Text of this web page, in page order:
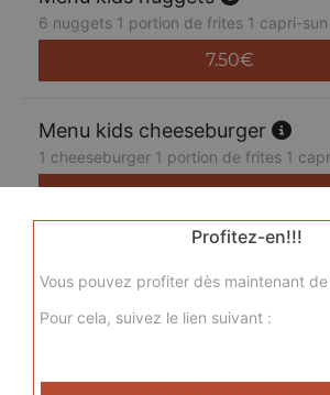
6 nuggets 1 portion de frites 1 capri-
7.50€
Menu kids cheeseburger
1 cheeseburger 1 portion de frites 1
7.50€
Profitez-en!!!
Vous pouvez profiter dès maintenant de
Pour cela, suivez le lien suivant :